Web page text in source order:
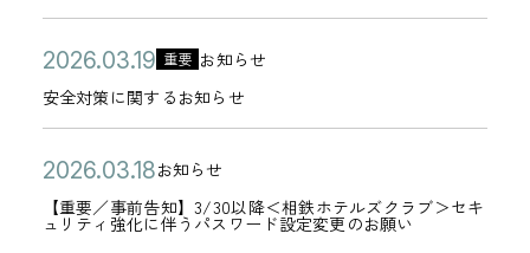
具
合
つ
い
て
5
月
2
フ
ィ
ッ
シ
グ
サ
年
0
3
月
3
ゴ
リ
ー
3
/
3
0
よ
り
安全対策に関するお知らせ
公
開
日
2
0
2
6
年
0
カ
テ
リ
ー
重要 お知らせ
安
全
対
策
に
関
【重要／事前告知】3/30以降＜相鉄ホテルズクラブ＞セキ
ュリティ強化に伴うパスワード設定変更のお願い
公
開
日
2
0
2
カ
テ
お知らせ
【
重
要